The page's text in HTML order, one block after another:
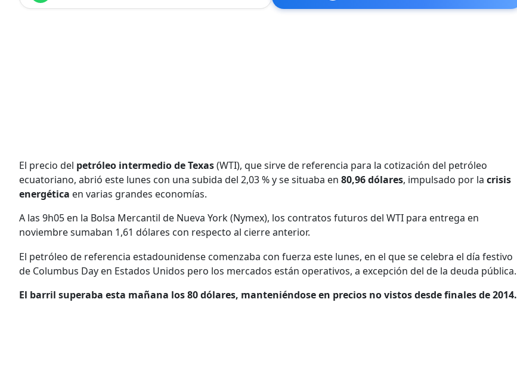
El precio del petróleo intermedio de Texas(WTI), que sirve de referencia para la cotización del petróleo
ecuatoriano, abrió este lunes con una subida del 2,03 % y se situaba en 80,96 dólares, impulsado por la crisis
energética en varias grandes economías.
A las 9h05 en la Bolsa Mercantil de Nueva York (Nymex), los contratos futuros del WTI para entrega en
noviembre sumaban 1,61 dólares con respecto al cierre anterior.
El petróleo de referencia estadounidense comenzaba con fuerza este lunes, en el que se celebra el día festivo
de Columbus Day en Estados Unidos pero los mercados están operativos, a excepción del de la deuda pública.
El barril superaba esta mañana los 80 dólares, manteniéndose en precios no vistos desde finales de 2014.